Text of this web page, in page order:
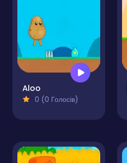
Aloo
0 (0 Голосів)